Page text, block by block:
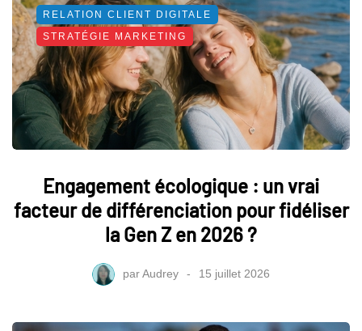
RELATION CLIENT DIGITALE
STRATÉGIE MARKETING
Engagement écologique : un vrai
facteur de différenciation pour fidéliser
la Gen Z en 2026 ?
parAudrey 15 juillet 2026